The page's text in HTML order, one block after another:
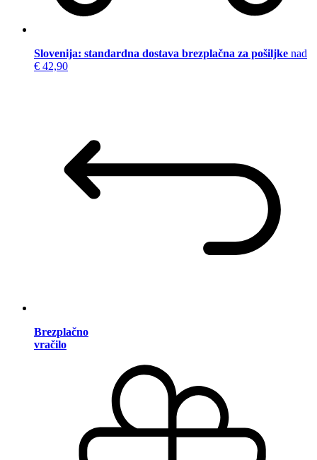
Slovenija: standardna dostava brezplačna za pošiljke nad
€ 42,90
Brezplačno
vračilo